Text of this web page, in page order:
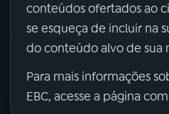
conteúdos ofertados ao
se esqueça de incluir na
do conteúdo alvo de sua
Para mais informações
EBC, acesse a página